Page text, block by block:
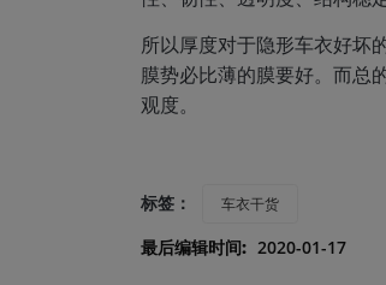
所以厚度对于隐形车衣好坏
膜势必比薄的膜要好。而总
观度。
标签： 车衣干货
最后编辑时间: 2020-01-17